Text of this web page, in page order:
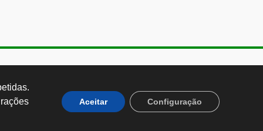
CEP: 01251-001
Aceitar Configuração